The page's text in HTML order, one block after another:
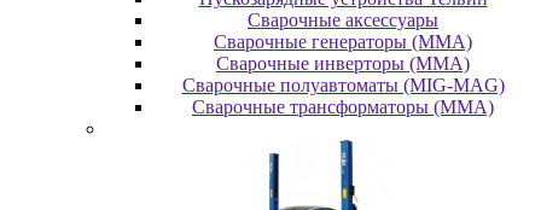
Сварочные аксессуары
Сварочные генераторы (MMA)
Сварочные инверторы (MMA)
Сварочные полуавтоматы (MIG-MAG)
Сварочные трансформаторы (MMA)